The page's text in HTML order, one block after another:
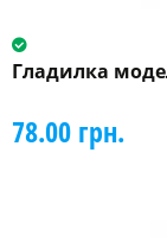
Гладилка
78.00 грн.